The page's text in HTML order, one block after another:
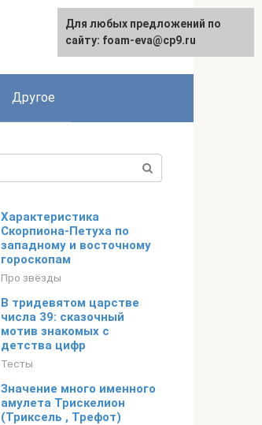
Другое
Характеристика
Скорпиона-Петуха по
западному и восточному
гороскопам
Про звёзды
В тридевятом царстве
числа 39: сказочный
мотив знакомых с
детства цифр
Тесты
Значение много именного
амулета Трискелион
(Триксель , Трефот)
Для любых предложений по
сайту: foam-eva@cp9.ru